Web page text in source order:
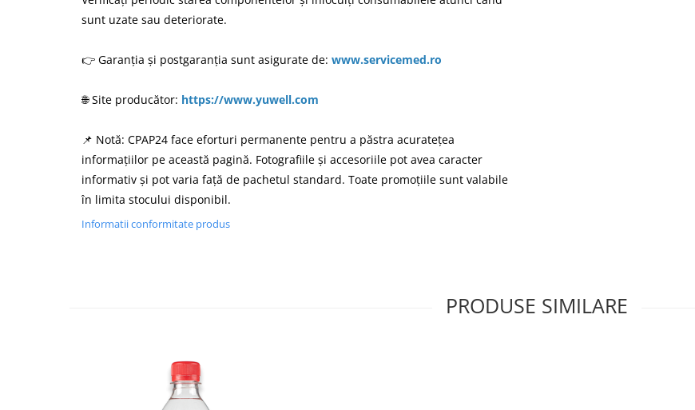
sunt uzate sau deteriorate.
👉 Garanția și postgaranția sunt asigurate de: www.servicemed.ro
🌐 Site producător: https://www.yuwell.com
📌 Notă: CPAP24 face eforturi permanente pentru a păstra acuratețea
informațiilor pe această pagină. Fotografiile și accesoriile pot avea caracter
informativ și pot varia față de pachetul standard. Toate promoțiile sunt valabile
în limita stocului disponibil.
Informatii conformitate produs
PRODUSE SIMILARE